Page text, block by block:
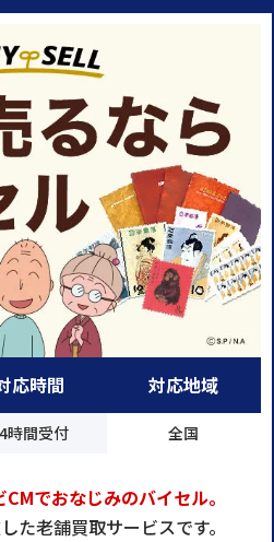
応時間
時間受付
対応地域
全国
でおなじみのバイセル。
た老舗買取サービスです。